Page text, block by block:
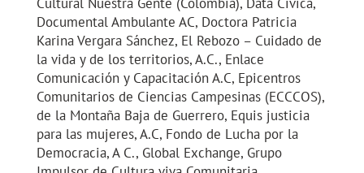
Documental Ambulante AC, Doctora Patricia
Karina Vergara Sánchez, El Rebozo – Cuidado de
la vida y de los territorios, A.C., Enlace
Comunicación y Capacitación A.C, Epicentros
Comunitarios de Ciencias Campesinas (ECCCOS),
de la Montaña Baja de Guerrero, Equis justicia
para las mujeres, A.C, Fondo de Lucha por la
Democracia, A C., Global Exchange, Grupo